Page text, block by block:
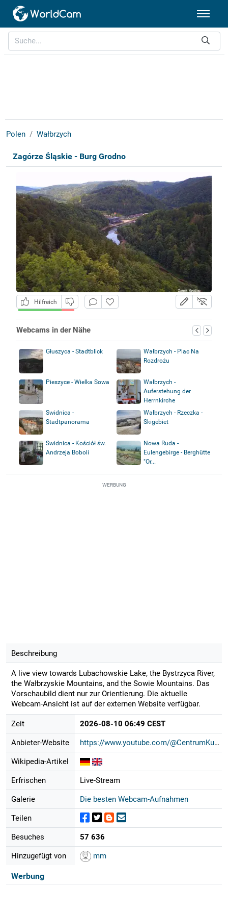
Polen Wałbrzych
Zagórze Śląskie - Burg Grodno
Hilfreich
Webcams in der Nähe
Głuszyca - Stadtblick
Wałbrzych - Plac Na
Rozdrożu
Pieszyce - Wielka Sowa
Wałbrzych -
Auferstehung der
Herrnkirche
Swidnica -
Stadtpanorama
Wałbrzych - Rzeczka -
Skigebiet
Swidnica - Kościół św.
Andrzeja Boboli
Nowa Ruda -
Eulengebirge - Berghütte
"Or...
WERBUNG
Beschreibung
A live view towards Lubachowskie Lake, the Bystrzyca River,
the Wałbrzyskie Mountains, and the Sowie Mountains. Das
Vorschaubild dient nur zur Orientierung. Die aktuelle
Webcam-Ansicht ist auf der externen Website verfügbar.
Zeit 2026-08-10 06:49 CEST
Anbieter-Website https://www.youtube.com/@CentrumKul...
Wikipedia-Artikel
Erfrischen Live-Stream
Galerie Die besten Webcam-Aufnahmen
Teilen
Besuches 57 636
Hinzugefügt von mm
Werbung